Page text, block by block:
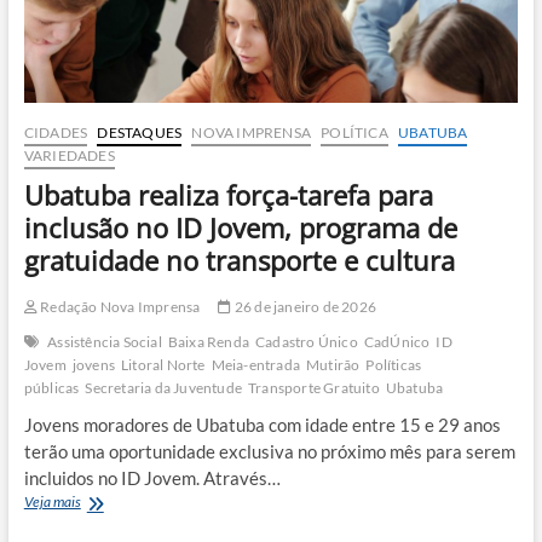
em
situação
de
rua
CIDADES DESTAQUES NOVA IMPRENSA POLÍTICA
UBATUBA
VARIEDADES
Ubatuba realiza força-tarefa para
inclusão no ID Jovem, programa de
gratuidade no transporte e cultura
Redação Nova Imprensa
26 de janeiro de 2026
Assistência Social Baixa Renda Cadastro Único CadÚnico ID
Jovem jovens Litoral Norte Meia-entrada Mutirão Políticas
públicas Secretaria da Juventude Transporte Gratuito Ubatuba
Jovens moradores de Ubatuba com idade entre 15 e 29 anos
terão uma oportunidade exclusiva no próximo mês para serem
incluidos no ID Jovem. Através…
Veja maisUbatuba